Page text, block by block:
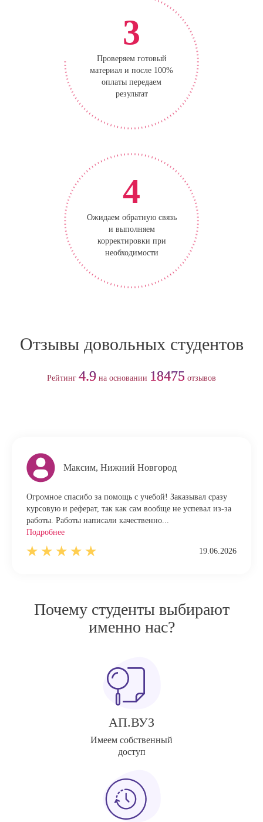
3
Проверяем готовый
материал и после 100%
оплаты передаем
результат
4
Ожидаем обратную связь
и выполняем
корректировки при
необходимости
Отзывы довольных студентов
Рейтинг 4.9 на основании 18475 отзывов
Максим, Нижний Новгород
Огромное спасибо за помощь с учебой! Заказывал сразу
курсовую и реферат, так как сам вообще не успевал из-за
работы. Работы написали качественно...
Подробнее
19.06.2026
Почему студенты выбирают
именно нас?
АП.ВУЗ
Имеем собственный
доступ